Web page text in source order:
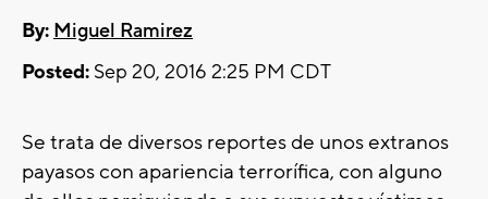
By: Miguel Ramirez
Posted: Sep 20, 2016 2:25 PM CDT
Se trata de diversos reportes de unos extranos
payasos con apariencia terrorífica, con alguno